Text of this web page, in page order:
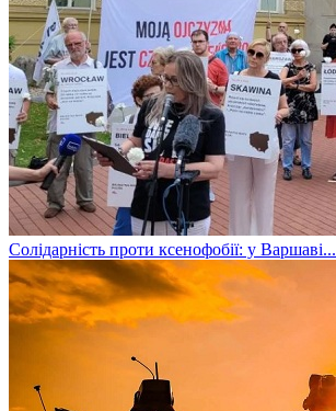
​Солідарність проти ксенофобії: у Варшаві...